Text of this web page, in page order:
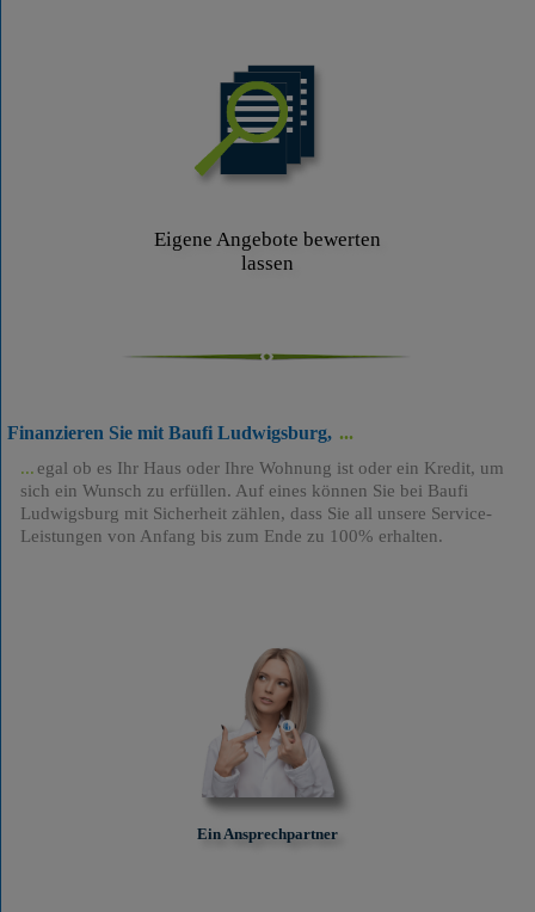
Eigene Angebote bewerten
lassen
Finanzieren Sie mit Baufi Ludwigsburg,
egal ob es Ihr Haus oder Ihre Wohnung ist oder ein Kredit, um
sich ein Wunsch zu erfüllen. Auf eines können Sie bei Baufi
Ludwigsburg mit Sicherheit zählen, dass Sie all unsere Service-
Leistungen von Anfang bis zum Ende zu 100% erhalten.
Ein Ansprechpartner